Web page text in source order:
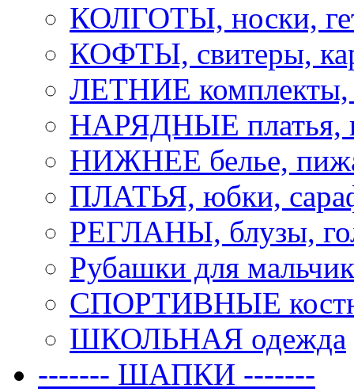
КОЛГОТЫ, носки,
КОФТЫ, свитеры,
ЛЕТНИЕ комплекты,
НАРЯДНЫЕ
НИЖНЕЕ белье,
ПЛАТЬЯ, юбки,
РЕГЛАНЫ, блузы,
Рубашки для
СПОРТИВНЫЕ
ШКОЛЬНАЯ одежда
------- ШАПКИ -------